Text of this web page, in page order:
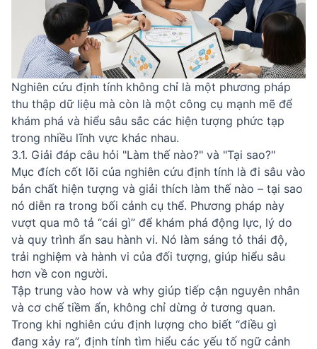
Nghiên cứu định tính không chỉ là một phương pháp
thu thập dữ liệu mà còn là một công cụ mạnh mẽ để
khám phá và hiểu sâu sắc các hiện tượng phức tạp
trong nhiều lĩnh vực khác nhau.
3.1. Giải đáp câu hỏi "Làm thế nào?" và "Tại sao?"
Mục đích cốt lõi của nghiên cứu định tính là đi sâu vào
bản chất hiện tượng và giải thích làm thế nào – tại sao
nó diễn ra trong bối cảnh cụ thể. Phương pháp này
vượt qua mô tả “cái gì” để khám phá động lực, lý do
và quy trình ẩn sau hành vi. Nó làm sáng tỏ thái độ,
trải nghiệm và hành vi của đối tượng, giúp hiểu sâu
hơn về con người.
Tập trung vào how và why giúp tiếp cận nguyên nhân
và cơ chế tiềm ẩn, không chỉ dừng ở tương quan.
Trong khi nghiên cứu định lượng cho biết “điều gì
đang xảy ra”, định tính tìm hiểu các yếu tố ngữ cảnh